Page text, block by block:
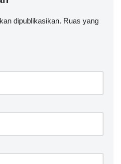
dipublikasikan. Ruas yang